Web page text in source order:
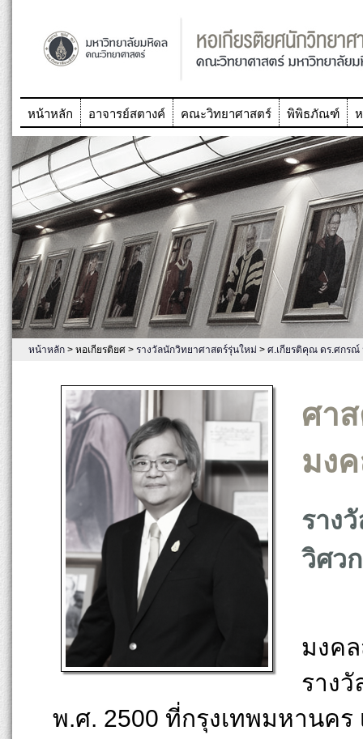
หน้าหลัก อาจารย์สตางค์ คณะวิทยาศาสตร์ พิพิธภัณฑ์
หน้าหลัก > หอเกียรติยศ > รางวัลนักวิทยาศาสตร์รุ่นใหม่ > ศ.เกียรติคุณ ดร.ศกรณ์
ศา
มง
ราง
วิศว
มงค
ราง
พ.ศ. 2500 ที่กรุงเทพมหานคร